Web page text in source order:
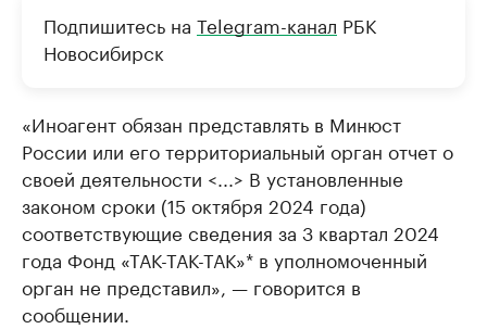
Подпишитесь на Telegram-канал РБК
Новосибирск
«Иноагент обязан представлять в Минюст
России или его территориальный орган отчет о
своей деятельности <...> В установленные
законом сроки (15 октября 2024 года)
соответствующие сведения за 3 квартал 2024
года Фонд «ТАК-ТАК-ТАК»* в уполномоченный
орган не представил», — говорится в
сообщении.